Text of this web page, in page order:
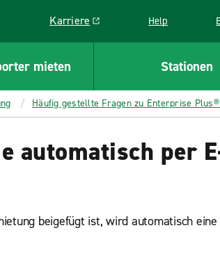
Karriere
Link opens in a new window
Help
mieten Stationen
Häufig gestellte Fragen zu Enterprise
automatisch per
beigefügt ist, wird automatisch